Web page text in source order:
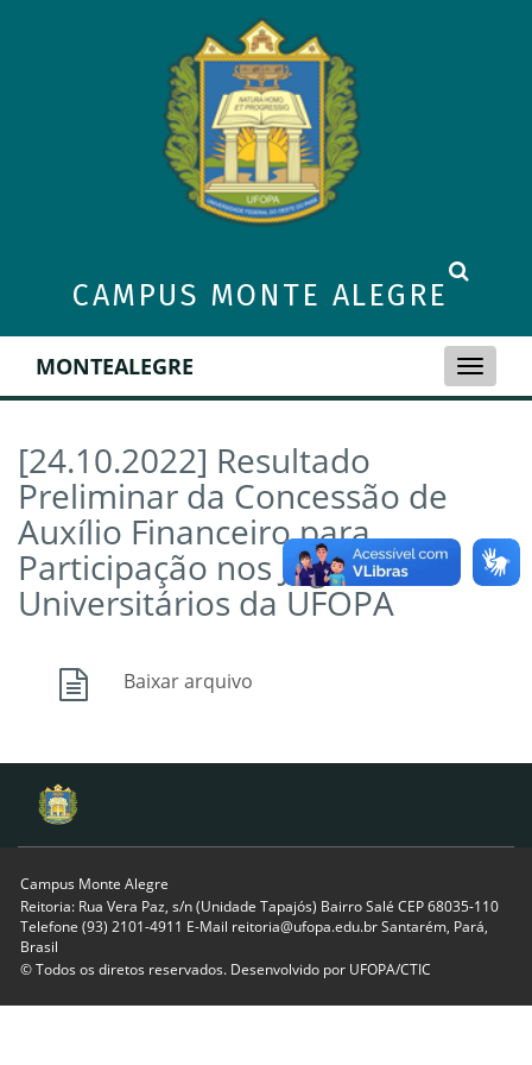
CAMPUS MONTE ALEGRE
Toggle
MONTEALEGRE
[24.10.2022] Resultado
Preliminar da Concessão de
Auxílio Financeiro para
Participação nos Jogos
Universitários da UFOPA
Baixar arquivo
Campus Monte Alegre
Reitoria: Rua Vera Paz, s/n (Unidade Tapajós) Bairro Salé CEP 68035-110
Telefone (93) 2101-4911 E-Mail reitoria@ufopa.edu.br Santarém, Pará,
Brasil
© Todos os diretos reservados. Desenvolvido por UFOPA/CTIC